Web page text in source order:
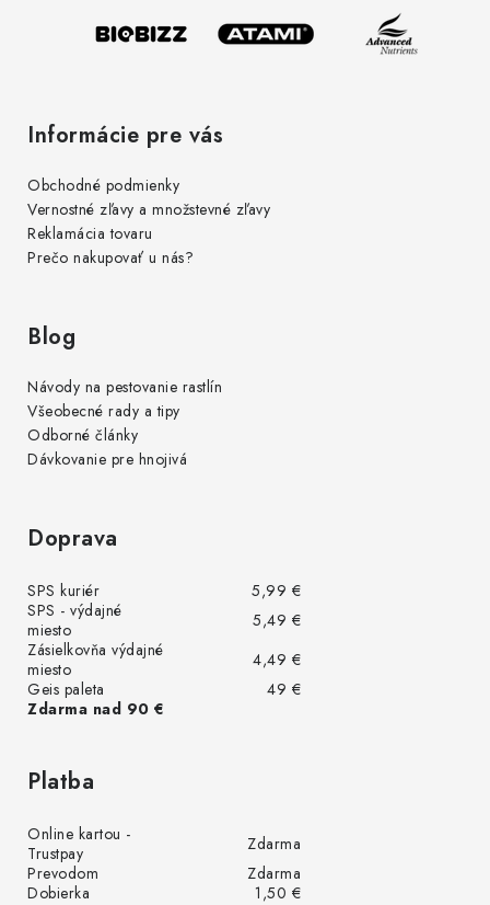
Informácie pre vás
Obchodné podmienky
Vernostné zľavy a množstevné zľavy
Reklamácia tovaru
Prečo nakupovať u nás?
Blog
Návody na pestovanie rastlín
Všeobecné rady a tipy
Odborné články
Dávkovanie pre hnojivá
Doprava
SPS kuriér
5,99 €
SPS - výdajné
miesto
5,49 €
Zásielkovňa výdajné
miesto
4,49 €
Geis paleta
49 €
Zdarma nad 90 €
Platba
Online kartou -
Trustpay
Zdarma
Prevodom
Zdarma
Dobierka
1,50 €